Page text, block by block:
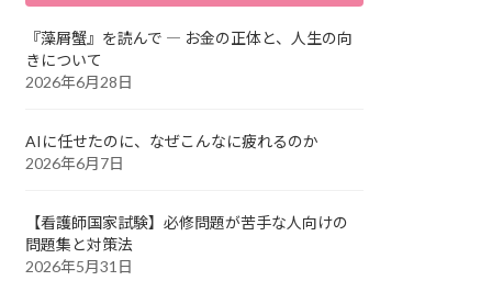
『藻屑蟹』を読んで ― お金の正体と、人生の向
きについて
2026年6月28日
AIに任せたのに、なぜこんなに疲れるのか
2026年6月7日
【看護師国家試験】必修問題が苦手な人向けの
問題集と対策法
2026年5月31日